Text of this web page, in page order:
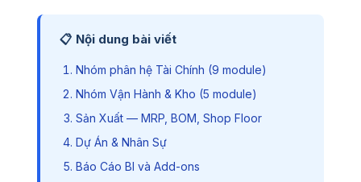
📋 Nội dung bài viết
Nhóm phân hệ Tài Chính (9 module)
Nhóm Vận Hành & Kho (5 module)
Sản Xuất — MRP, BOM, Shop Floor
Dự Án & Nhân Sự
Báo Cáo BI và Add-ons